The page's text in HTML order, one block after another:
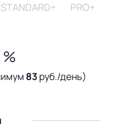
STANDARD+ PRO+
%
83руб./день)